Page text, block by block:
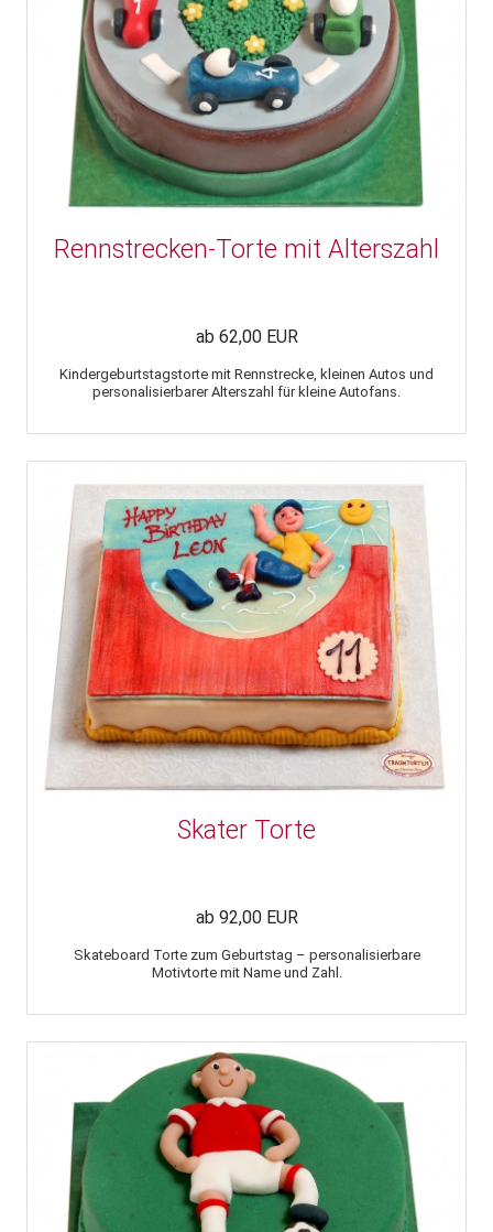
Rennstrecken-Torte mit Alterszahl
ab 62,00 EUR
Kindergeburtstagstorte mit Rennstrecke, kleinen Autos und
personalisierbarer Alterszahl für kleine Autofans.
Skater Torte
ab 92,00 EUR
Skateboard Torte zum Geburtstag – personalisierbare
Motivtorte mit Name und Zahl.